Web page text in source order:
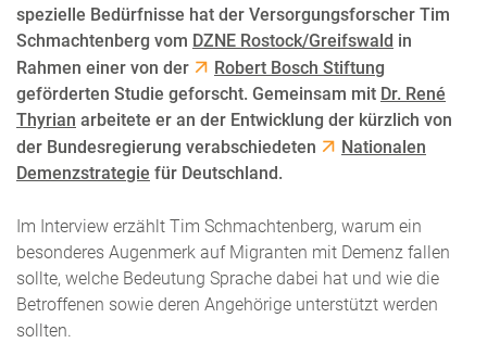
spezielle Bedürfnisse hat der Versorgungsforscher Tim
Schmachtenberg vom DZNE Rostock/Greifswald in
Rahmen einer von der
Robert Bosch Stiftung
geförderten Studie geforscht. Gemeinsam mit Dr. René
Thyrian arbeitete er an der Entwicklung der kürzlich von
der Bundesregierung verabschiedeten
Nationalen
Demenzstrategie für Deutschland.
Im Interview erzählt Tim Schmachtenberg, warum ein
besonderes Augenmerk auf Migranten mit Demenz fallen
sollte, welche Bedeutung Sprache dabei hat und wie die
Betroffenen sowie deren Angehörige unterstützt werden
sollten.